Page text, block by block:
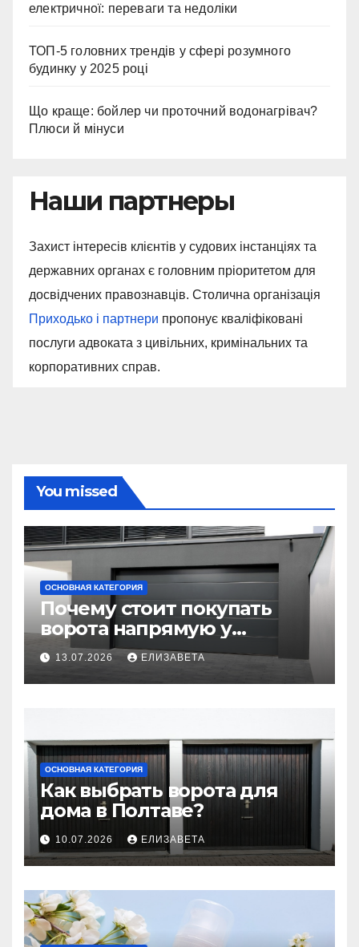
електричної: переваги та недоліки
ТОП-5 головних трендів у сфері розумного
будинку у 2025 році
Що краще: бойлер чи проточний водонагрівач?
Плюси й мінуси
Наши партнеры
Захист інтересів клієнтів у судових інстанціях та
державних органах є головним пріоритетом для
досвідчених правознавців. Столична організація
Приходько і партнери пропонує кваліфіковані
послуги адвоката з цивільних, кримінальних та
корпоративних справ.
You missed
ОСНОВНАЯ КАТЕГОРИЯ
Почему стоит покупать
ворота напрямую у
производителя
13.07.2026 ЕЛИЗАВЕТА
ОСНОВНАЯ КАТЕГОРИЯ
Как выбрать ворота для
дома в Полтаве?
10.07.2026 ЕЛИЗАВЕТА